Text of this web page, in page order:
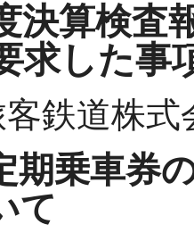
決算検査
求した事
客鉄道株
期乗車券
て